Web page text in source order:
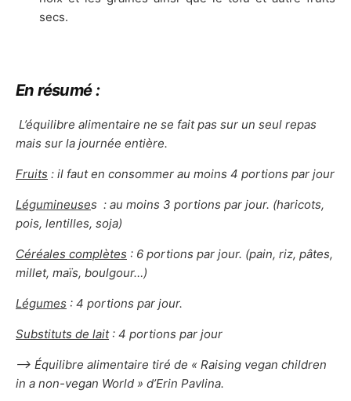
secs.
En résumé :
L’équilibre alimentaire ne se fait pas sur un seul repas
mais sur la journée entière.
Fruits : il faut en consommer au moins 4 portions par jour
Légumineuses : au moins 3 portions par jour. (haricots,
pois, lentilles, soja)
Céréales complètes : 6 portions par jour. (pain, riz, pâtes,
millet, maïs, boulgour…)
Légumes : 4 portions par jour.
Substituts de lait: 4 portions par jour
—-> Équilibre alimentaire tiré de « Raising vegan children
in a non-vegan World » d’Erin Pavlina.